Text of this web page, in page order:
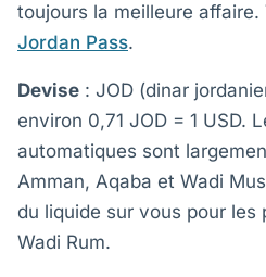
toujours la meilleure affaire.
Jordan Pass.
Devise : JOD (dinar
environ 0,71 JOD = 1 USD.
automatiques sont
Amman, Aqaba et Wadi
du liquide sur vous pour les
Wadi Rum.